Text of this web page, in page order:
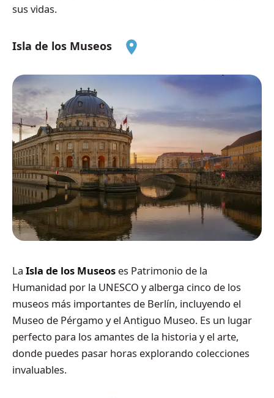
sus vidas.
Isla de los Museos
La Isla de los Museos es Patrimonio de la
Humanidad por la UNESCO y alberga cinco de los
museos más importantes de Berlín, incluyendo el
Museo de Pérgamo y el Antiguo Museo. Es un lugar
perfecto para los amantes de la historia y el arte,
donde puedes pasar horas explorando colecciones
invaluables.